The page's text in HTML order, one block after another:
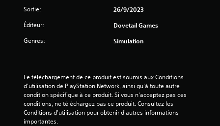
v
i
Sortie: 26/9/2023
Éditeur: Dovetail Games
Genres: Simulation
Le téléchargement de ce produit est soumis aux Conditions
d'utilisation de PlayStation Network, ainsi qu'à toute autre
condition spécifique à ce produit. Si vous n'acceptez pas ces
conditions, ne téléchargez pas ce produit. Consultez les
Conditions d'utilisation pour obtenir d'autres informations
importantes.